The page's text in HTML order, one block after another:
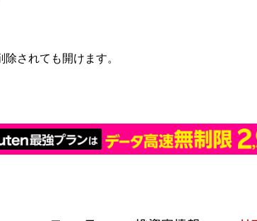
されても開けます。